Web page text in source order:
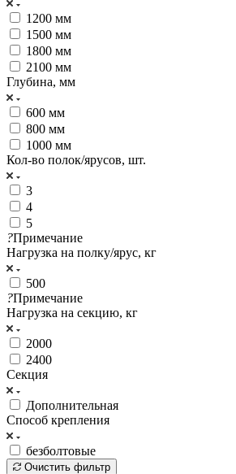
1200 мм
1500 мм
1800 мм
2100 мм
Глубина, мм
600 мм
800 мм
1000 мм
Кол-во полок/ярусов, шт.
3
4
5
?Примечание
Нагрузка на полку/ярус, кг
500
?Примечание
Нагрузка на секцию, кг
2000
2400
Секция
Дополнительная
Cпособ крепления
безболтовые
Очистить фильтр